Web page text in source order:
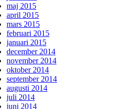
maj 2015
april 2015
mars 2015
februari 2015
januari 2015
december 2014
november 2014
oktober 2014
september 2014
augusti 2014
juli 2014
juni 2014